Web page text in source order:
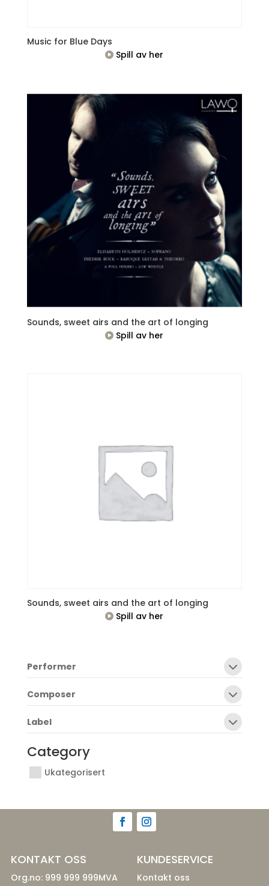
Music for Blue Days
Spill av her
Sounds, sweet airs and the art of longing
Spill av her
Sounds, sweet airs and the art of longing
Spill av her
Performer
Composer
Label
Category
Ukategorisert
KONTAKT OSS
Org.no: 999 999 999MVA
KUNDESERVICE
Kontakt oss